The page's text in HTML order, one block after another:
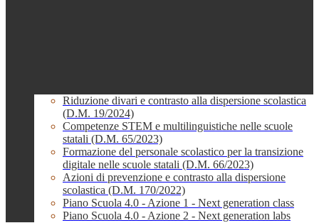
Riduzione divari e contrasto alla dispersione scolastica
(D.M. 19/2024)
Competenze STEM e multilinguistiche nelle scuole
statali (D.M. 65/2023)
Formazione del personale scolastico per la transizione
digitale nelle scuole statali (D.M. 66/2023)
Azioni di prevenzione e contrasto alla dispersione
scolastica (D.M. 170/2022)
Piano Scuola 4.0 - Azione 1 - Next generation class
Piano Scuola 4.0 - Azione 2 - Next generation labs